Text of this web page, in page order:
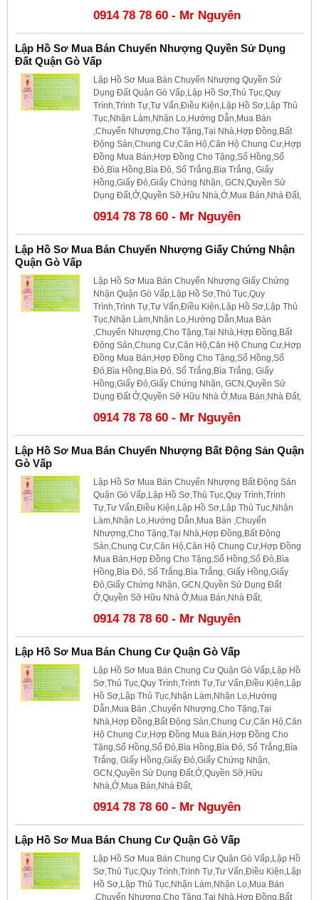
0914 78 78 60 - Mr Nguyên
Lập Hồ Sơ Mua Bán Chuyển Nhượng Quyền Sử Dụng
Đất Quận Gò Vấp
Lập Hồ Sơ Mua Bán Chuyển Nhượng Quyền Sử
Dụng Đất Quận Gò Vấp,Lập Hồ Sơ,Thủ Tục,Quy
Trình,Trình Tự,Tư Vấn,Điều Kiện,Lập Hồ Sơ,Lập Thủ
Tục,Nhận Làm,Nhận Lo,Hướng Dẫn,Mua Bán
,Chuyển Nhượng,Cho Tặng,Tại Nhà,Hợp Đồng,Bất
Động Sản,Chung Cư,Căn Hộ,Căn Hộ Chung Cư,Hợp
Đồng Mua Bán,Hợp Đồng Cho Tặng,Sổ Hồng,Sổ
Đỏ,Bìa Hồng,Bìa Đỏ, Sổ Trắng,Bìa Trắng, Giấy
Hồng,Giấy Đỏ,Giấy Chứng Nhận, GCN,Quyền Sử
Dụng Đất,Ở,Quyền Sỡ,Hữu Nhà,Ở,Mua Bán,Nhà Đất,
0914 78 78 60 - Mr Nguyên
Lập Hồ Sơ Mua Bán Chuyển Nhượng Giấy Chứng Nhận
Quận Gò Vấp
Lập Hồ Sơ Mua Bán Chuyển Nhượng Giấy Chứng
Nhận Quận Gò Vấp,Lập Hồ Sơ,Thủ Tục,Quy
Trình,Trình Tự,Tư Vấn,Điều Kiện,Lập Hồ Sơ,Lập Thủ
Tục,Nhận Làm,Nhận Lo,Hướng Dẫn,Mua Bán
,Chuyển Nhượng,Cho Tặng,Tại Nhà,Hợp Đồng,Bất
Động Sản,Chung Cư,Căn Hộ,Căn Hộ Chung Cư,Hợp
Đồng Mua Bán,Hợp Đồng Cho Tặng,Sổ Hồng,Sổ
Đỏ,Bìa Hồng,Bìa Đỏ, Sổ Trắng,Bìa Trắng, Giấy
Hồng,Giấy Đỏ,Giấy Chứng Nhận, GCN,Quyền Sử
Dụng Đất Ở,Quyền Sỡ Hữu Nhà Ở,Mua Bán,Nhà Đất,
0914 78 78 60 - Mr Nguyên
Lập Hồ Sơ Mua Bán Chuyển Nhượng Bất Động Sản Quận
Gò Vấp
Lập Hồ Sơ Mua Bán Chuyển Nhượng Bất Động Sản
Quận Gò Vấp,Lập Hồ Sơ,Thủ Tục,Quy Trình,Trình
Tự,Tư Vấn,Điều Kiện,Lập Hồ Sơ,Lập Thủ Tục,Nhận
Làm,Nhận Lo,Hướng Dẫn,Mua Bán ,Chuyển
Nhượng,Cho Tặng,Tại Nhà,Hợp Đồng,Bất Động
Sản,Chung Cư,Căn Hộ,Căn Hộ Chung Cư,Hợp Đồng
Mua Bán,Hợp Đồng Cho Tặng,Sổ Hồng,Sổ Đỏ,Bìa
Hồng,Bìa Đỏ, Sổ Trắng,Bìa Trắng, Giấy Hồng,Giấy
Đỏ,Giấy Chứng Nhận, GCN,Quyền Sử Dụng Đất
Ở,Quyền Sỡ Hữu Nhà Ở,Mua Bán,Nhà Đất,
0914 78 78 60 - Mr Nguyên
Lập Hồ Sơ Mua Bán Chung Cư Quận Gò Vấp
Lập Hồ Sơ Mua Bán Chung Cư Quận Gò Vấp,Lập Hồ
Sơ,Thủ Tục,Quy Trình,Trình Tự,Tư Vấn,Điều Kiện,Lập
Hồ Sơ,Lập Thủ Tục,Nhận Làm,Nhận Lo,Hướng
Dẫn,Mua Bán ,Chuyển Nhượng,Cho Tặng,Tại
Nhà,Hợp Đồng,Bất Động Sản,Chung Cư,Căn Hộ,Căn
Hộ Chung Cư,Hợp Đồng Mua Bán,Hợp Đồng Cho
Tặng,Sổ Hồng,Sổ Đỏ,Bìa Hồng,Bìa Đỏ, Sổ Trắng,Bìa
Trắng, Giấy Hồng,Giấy Đỏ,Giấy Chứng Nhận,
GCN,Quyền Sử Dụng Đất,Ở,Quyền Sỡ,Hữu
Nhà,Ở,Mua Bán,Nhà Đất,
0914 78 78 60 - Mr Nguyên
Lập Hồ Sơ Mua Bán Chung Cư Quận Gò Vấp
Lập Hồ Sơ Mua Bán Chung Cư Quận Gò Vấp,Lập Hồ
Sơ,Thủ Tục,Quy Trình,Trình Tự,Tư Vấn,Điều Kiện,Lập
Hồ Sơ,Lập Thủ Tục,Nhận Làm,Nhận Lo,Mua Bán
,Chuyển Nhượng,Cho Tặng,Tại Nhà,Hợp Đồng,Bất